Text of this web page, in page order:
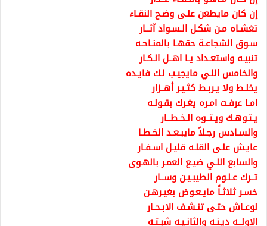
إن كان مايطعن علـى وضـح النقـاء
تغشـاه مـن شكـل الـسـواد آثــار
سـوق الشجاعـة حقهـا بالمنـاحـه
تنبيـه واستعـداد يـا اهــل الـكـار
والخامس اللـي مايجيـب لـك فايـده
يخلـط ولا يـربـط كثـيـر أهــزار
امـا عرفـت امـره يغـرك بقـولـه
يـتـوهـك ويـتــوه الـخـطــار
والسـادس رجـلاً مايبـعـد الخـطـا
عايـش علـى القلـه قليـل اسـفـار
والسابع اللـي ضيـع العمـر بالهـوى
تــرك عـلـوم الطيبـيـن وســار
خسـر ثلاثـاً مايـعـوض بغيـرهـن
لوعـاش حتـى تنـشـف الابـحـار
الاولــه ديـنـه والثانـيـه شبـتـه